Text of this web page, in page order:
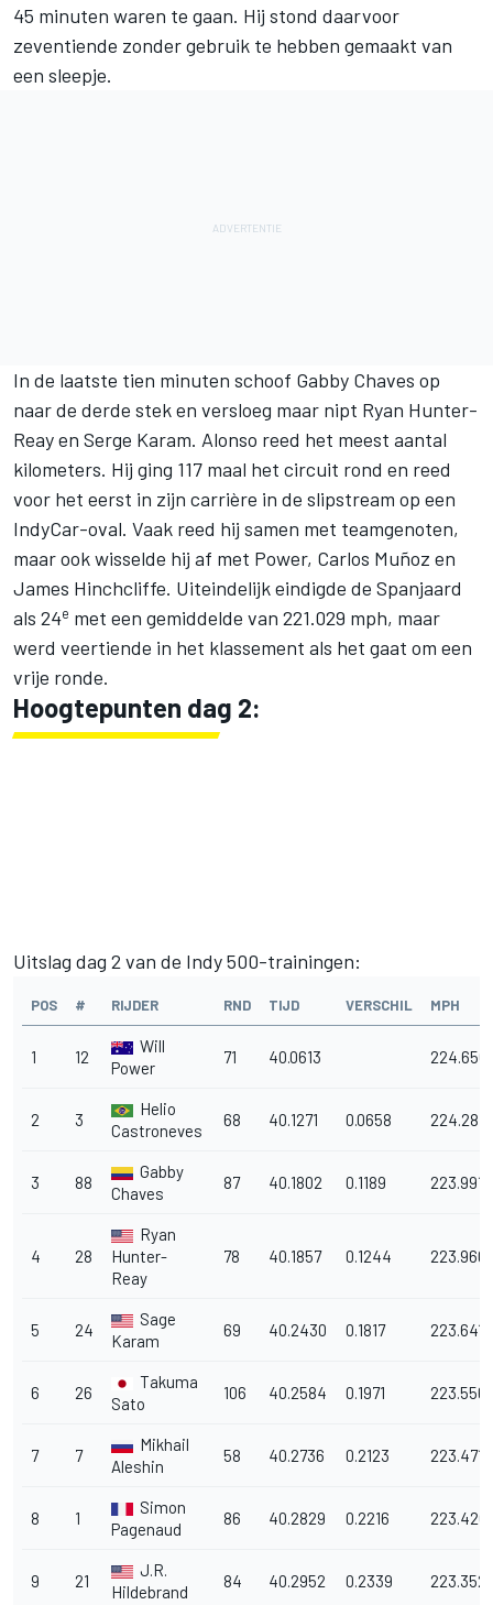
45 minuten waren te gaan. Hij stond daarvoor
zeventiende zonder gebruik te hebben gemaakt van
een sleepje.
In de laatste tien minuten schoof Gabby Chaves op
naar de derde stek en versloeg maar nipt Ryan Hunter-
Reay en Serge Karam. Alonso reed het meest aantal
kilometers. Hij ging 117 maal het circuit rond en reed
voor het eerst in zijn carrière in de slipstream op een
IndyCar-oval. Vaak reed hij samen met teamgenoten,
maar ook wisselde hij af met Power, Carlos Muñoz en
James Hinchcliffe. Uiteindelijk eindigde de Spanjaard
als 24e met een gemiddelde van 221.029 mph, maar
werd veertiende in het klassement als het gaat om een
vrije ronde.
Hoogtepunten dag 2:
Uitslag dag 2 van de Indy 500-trainingen:
POS # RIJDER RND TIJD VERSCHIL MPH
1 12
Will
Power
71 40.0613 224.656
2 3
Helio
Castroneves
68 40.1271 0.0658 224.287
3 88
Gabby
Chaves
87 40.1802 0.1189 223.991
4 28
Ryan
Hunter-
Reay
78 40.1857 0.1244 223.960
5 24
Sage
Karam
69 40.2430 0.1817 223.641
6 26
Takuma
Sato
106 40.2584 0.1971 223.556
7 7
Mikhail
Aleshin
58 40.2736 0.2123 223.471
8 1
Simon
Pagenaud
86 40.2829 0.2216 223.420
9 21
J.R.
Hildebrand
84 40.2952 0.2339 223.352